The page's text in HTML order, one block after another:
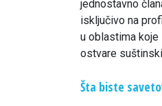
jednostavno
isključivo na
u oblastima
ostvare
Šta biste